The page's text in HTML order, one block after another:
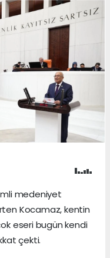
medeniyet
Kocamaz, kentin
eseri bugün kendi
çekti.